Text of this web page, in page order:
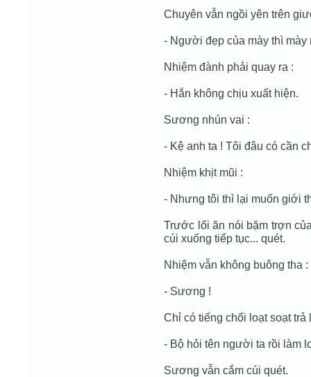
Chuyên vẫn ngồi yên trên
- Người đẹp của mày thì
Nhiệm đành phải quay ra :
- Hắn không chịu xuất hiện.
Sương nhún vai :
- Kệ anh ta ! Tôi đâu có cần
Nhiệm khịt mũi :
- Nhưng tôi thì lại muốn giới
Trước lối ăn nói bặm trợn
cúi xuống tiếp tục... quét.
Nhiệm vẫn không buông tha :
- Sương !
Chỉ có tiếng chổi loạt soạt trả
- Bộ hỏi tên người ta rồi làm
Sương vẫn cắm cúi quét.